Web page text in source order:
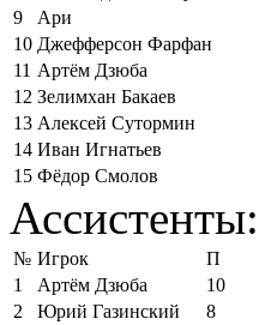
9
Ари
10 Джефферсон Фарфан
11 Артём Дзюба
12 Зелимхан Бакаев
13 Алексей Сутормин
14 Иван Игнатьев
15 Фёдор Смолов
Ассистенты:
№ Игрок
П
1
Артём Дзюба
10
2
Юрий Газинский
8